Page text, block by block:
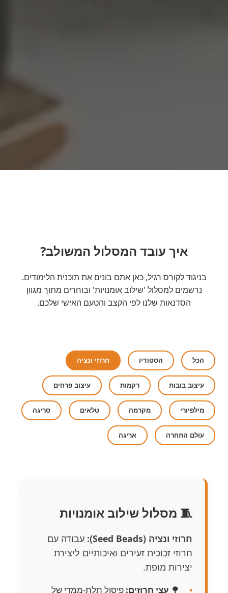
איך עובד המסלול המשולב?
בניגוד לקורס רגיל, כאן אתם בונים את תוכנית הלימודים.
נרשמים למסלול 'שילוב אומנויות' ובוחרים מתוך מגוון
הסדנאות שלנו לפי הקצב והטעם האישי שלכם.
הכל הסטודיו חרוזי ונציה
עיצוב בובות רקמות עיצוב פרחים
מילפיורי מקרמה טלאים סריגה
עולם התחרה אריגה
🧵 מסלול שילוב אומנויות
חרוזי ונציה (Seed Beads):
עבודה עם
חרוזי זכוכית זעירים ואיכותיים ליצירת
יצירות מופת.
🌳 עצי חרוזים: פיסול תלת-ממדי של